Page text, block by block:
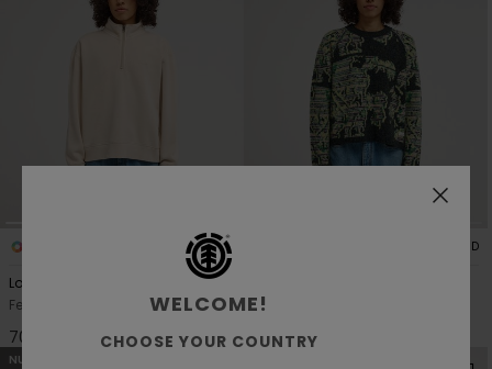
RECYCLED
Lowcase Pigment
Felpa con semi zip Beige Donna
70,00 €
RECYCLED
Maglione Verde Donna
105,00 €
NUOVI ARRIVI
WELCOME!
CHOOSE YOUR COUNTRY